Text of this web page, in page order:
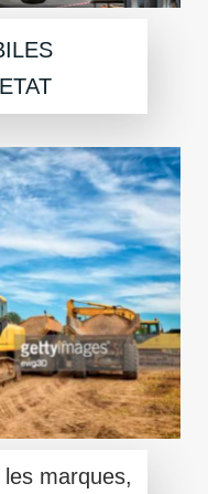
marques,